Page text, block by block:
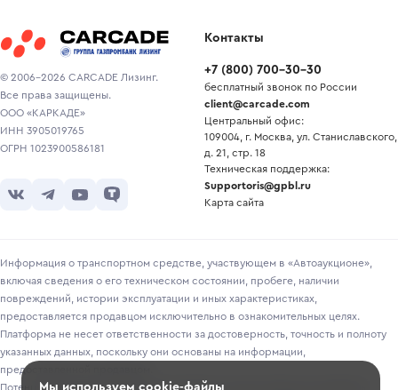
© 2006-2026 CARCADE Лизинг.
Все права защищены.
ООО «КАРКАДЕ»
ИНН 3905019765
ОГРН 1023900586181
Контакты
+7 (800) 700-30-30
бесплатный звонок по России
client@carcade.com
Центральный офис:
109004, г. Москва, ул. Станиславского,
д. 21, стр. 18
Техническая поддержка:
Supportoris@gpbl.ru
Карта сайта
Информация о транспортном средстве, участвующем в «Автоаукционе»,
включая сведения о его техническом состоянии, пробеге, наличии
повреждений, истории эксплуатации и иных характеристиках,
предоставляется продавцом исключительно в ознакомительных целях.
Платформа не несет ответственности за достоверность, точность и полноту
указанных данных, поскольку они основаны на информации,
предоставленной продавцом.
Потенциальным покупателям рекомендуется самостоятельно проверять
Мы используем cookie-файлы